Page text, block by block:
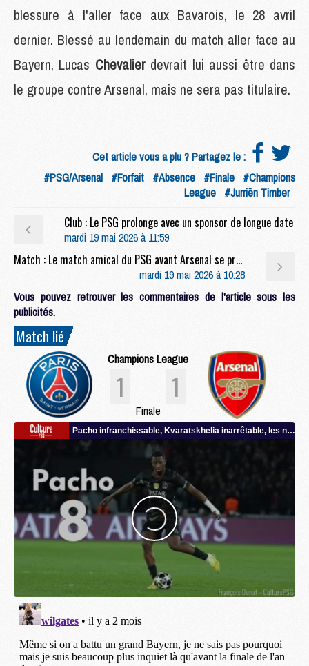
blessure à l'aller face aux Bavarois, le 28 avril
dernier. Blessé au lendemain du match aller face au
Bayern, Lucas Chevalier devrait lui aussi être dans
le groupe contre Arsenal, mais ne sera pas titulaire.
Cet article vous a plu ? Partagez le :
#PSG/Arsenal #Forfait #Absence #Finale #Champions
League #Jurriën Timber
Club : Le PSG prolonge avec un sponsor de longue date
mardi 19 mai 2026 à 11:59
Match : Le match amical du PSG avant Arsenal se précise
mardi 19 mai 2026 à 10:28
Vous pouvez retrouver les commentaires de l'article sous les
publicités.
Match lié
Champions League
1 1
Finale